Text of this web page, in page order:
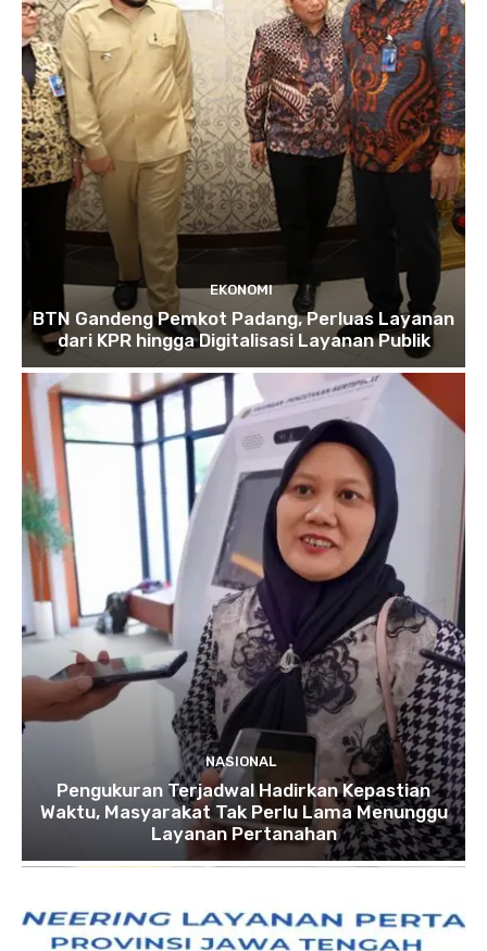
EKONOMI
BTN Gandeng Pemkot Padang, Perluas Layanan
dari KPR hingga Digitalisasi Layanan Publik
NASIONAL
Pengukuran Terjadwal Hadirkan Kepastian
Waktu, Masyarakat Tak Perlu Lama Menunggu
Layanan Pertanahan